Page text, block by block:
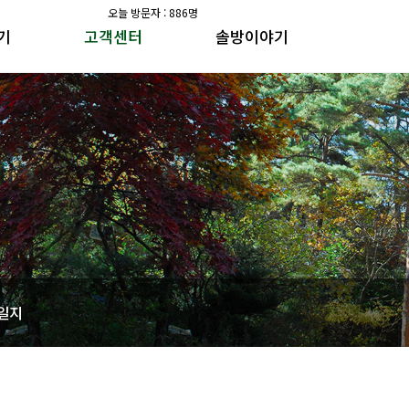
오늘 방문자 : 886명
고객센터 솔방이야기
공지사항
갤러리
수가솔방 방송일지
솔방지기 건강이야기
공지사항
수가솔방 방송일지
솔방지기 건강이야기
지